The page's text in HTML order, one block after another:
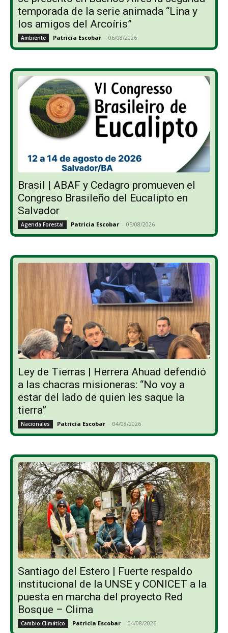
temporada de la serie animada “Lina y
los amigos del Arcoíris”
Ambiente Patricia Escobar - 06/08/2026
Brasil | ABAF y Cedagro promueven el
Congreso Brasileño del Eucalipto en
Salvador
Agenda Forestal Patricia Escobar - 05/08/2026
Ley de Tierras | Herrera Ahuad defendió
a las chacras misioneras: “No voy a
estar del lado de quien les saque la
tierra”
Nacionales Patricia Escobar - 04/08/2026
Santiago del Estero | Fuerte respaldo
institucional de la UNSE y CONICET a la
puesta en marcha del proyecto Red
Bosque – Clima
Cambio Climático Patricia Escobar - 04/08/2026